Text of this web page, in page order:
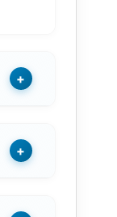
+
+